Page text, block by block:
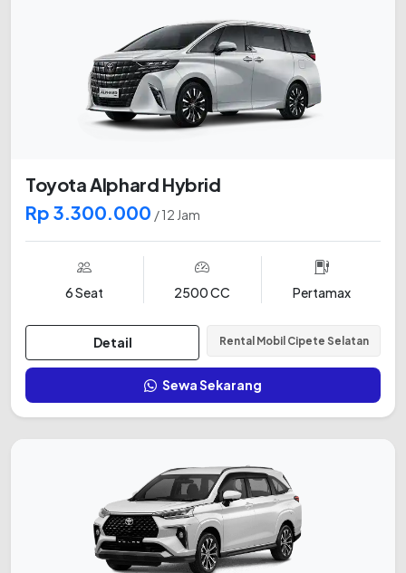
Toyota Alphard Hybrid
Rp 3.300.000 / 12 Jam
6 Seat 2500 CC Pertamax
Detail Rental Mobil Cipete Selatan
Sewa Sekarang